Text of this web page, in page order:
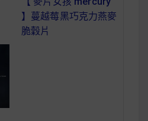
】蔓越莓黑巧克力燕麥
脆穀片